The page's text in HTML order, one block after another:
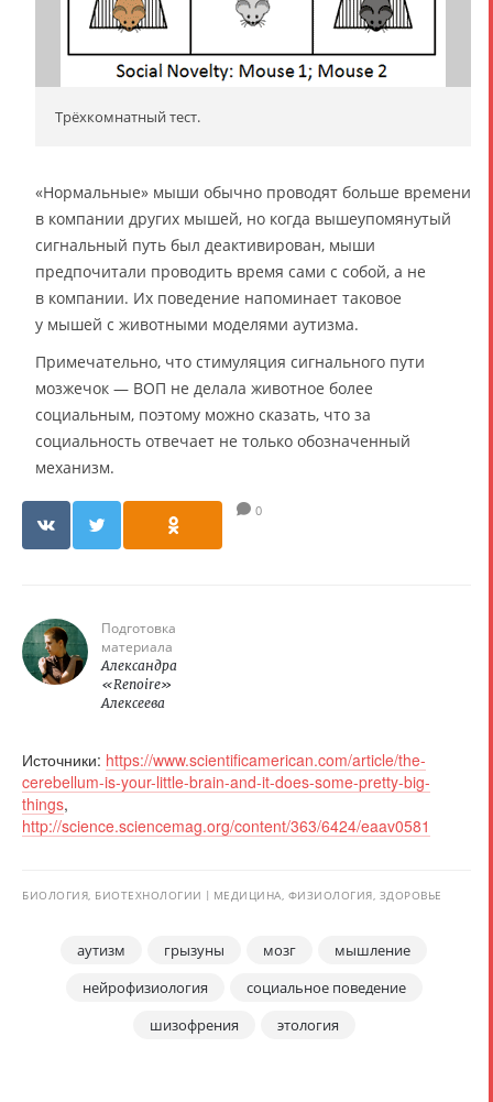
Трёхкомнатный тест.
«Нормальные» мыши обычно проводят больше времени
в компании других мышей, но когда вышеупомянутый
сигнальный путь был деактивирован, мыши
предпочитали проводить время сами с собой, а не
в компании. Их поведение напоминает таковое
у мышей с животными моделями аутизма.
Примечательно, что стимуляция сигнального пути
мозжечок — ВОП не делала животное более
социальным, поэтому можно сказать, что за
социальность отвечает не только обозначенный
механизм.
0
Подготовка
материала
Александра
«Renoire»
Алексеева
Источники: https://www.scientificamerican.com/article/the-
cerebellum-is-your-little-brain-and-it-does-some-pretty-big-
things,
http://science.sciencemag.org/content/363/6424/eaav0581
БИОЛОГИЯ, БИОТЕХНОЛОГИИ МЕДИЦИНА, ФИЗИОЛОГИЯ, ЗДОРОВЬЕ
аутизм грызуны мозг
мышление
нейрофизиология
социальное поведение
шизофрения
этология